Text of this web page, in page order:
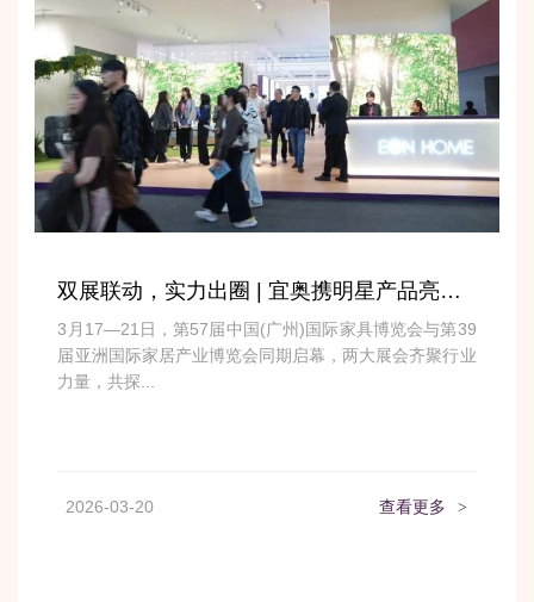
双展联动，实力出圈 | 宜奥携明星产品亮相全球产业盛会
3月17—21日，第57届中国(广州)国际家具博览会与第39
届亚洲国际家居产业博览会同期启幕，两大展会齐聚行业
力量，共探...
2026-03-20 查看更多 >